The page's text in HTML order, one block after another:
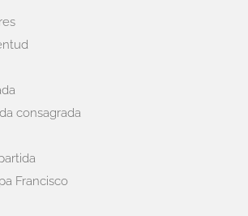
consagrada
Francisco